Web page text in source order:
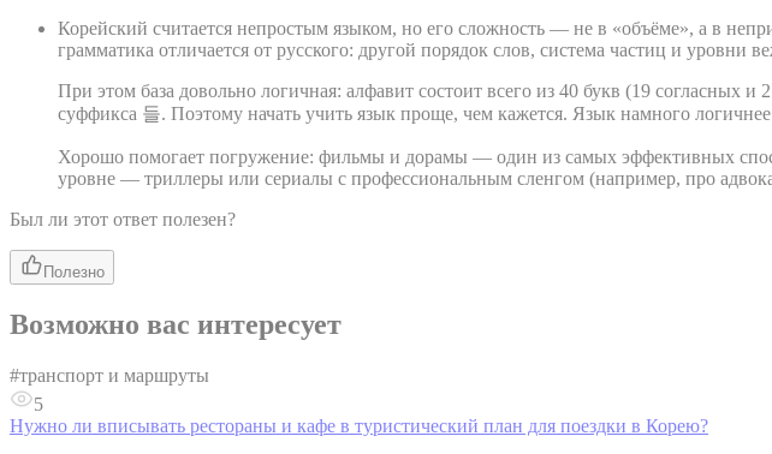
Корейский считается непростым языком, но его сложность — не в «объёме», а в
грамматика отличается от русского: другой порядок слов, система частиц и уровни
При этом база довольно логичная: алфавит состоит всего из 40 букв (19 согласных
суффикса 들. Поэтому начать учить язык проще, чем кажется. Язык намного логичнее
Хорошо помогает погружение: фильмы и дорамы — один из самых эффективных
уровне — триллеры или сериалы с профессиональным сленгом (например, про
Был ли этот ответ полезен?
Полезно
Возможно вас интересует
#транспорт и маршруты
5
Нужно ли вписывать рестораны и кафе в туристический план для поездки в Корею?